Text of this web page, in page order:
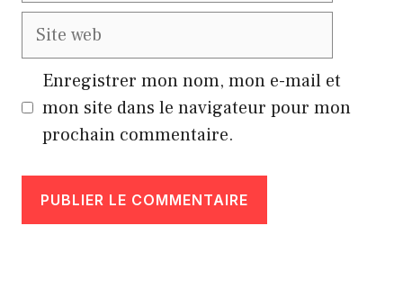
Site
Enregistrer mon nom, mon e-mail et
mon site dans le navigateur pour mon
prochain commentaire.